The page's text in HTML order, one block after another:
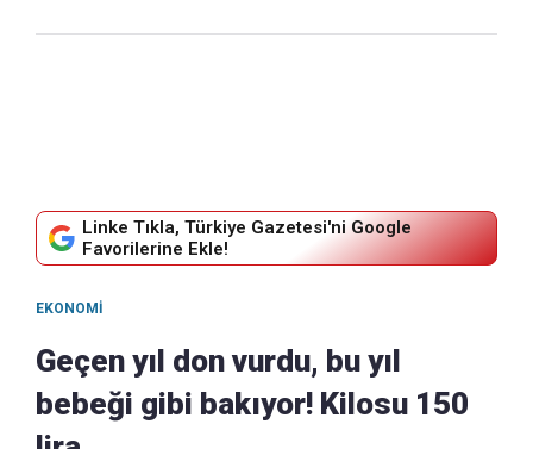
Linke Tıkla, Türkiye Gazetesi'ni Google
Favorilerine Ekle!
EKONOMI
Geçen yıl don vurdu, bu yıl
bebeği gibi bakıyor! Kilosu 150